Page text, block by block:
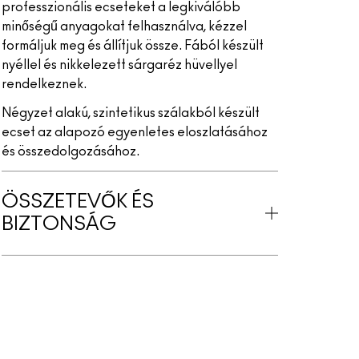
professzionális ecseteket a legkiválóbb
minőségű anyagokat felhasználva, kézzel
formáljuk meg és állítjuk össze. Fából készült
nyéllel és nikkelezett sárgaréz hüvellyel
rendelkeznek.
Négyzet alakú, szintetikus szálakból készült
ecset az alapozó egyenletes eloszlatásához
és összedolgozásához.
ÖSSZETEVŐK ÉS
BIZTONSÁG